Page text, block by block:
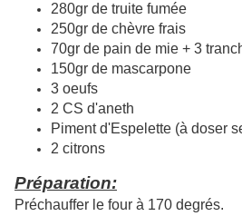
280gr de truite fumée
250gr de chèvre frais
70gr de pain de mie + 3
150gr de mascarpone
3 oeufs
2 CS d'aneth
Piment d'Espelette (à doser
2 citrons
Préparation:
Préchauffer le four à 170 degrés.